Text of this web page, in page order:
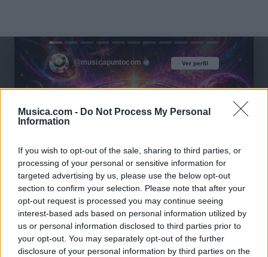
Musica.com - Do Not Process My Personal
Information
If you wish to opt-out of the sale, sharing to third parties, or
processing of your personal or sensitive information for
targeted advertising by us, please use the below opt-out
section to confirm your selection. Please note that after your
opt-out request is processed you may continue seeing
interest-based ads based on personal information utilized by
us or personal information disclosed to third parties prior to
your opt-out. You may separately opt-out of the further
disclosure of your personal information by third parties on the
Ver perfil
@musicapuntocom Ver perfil